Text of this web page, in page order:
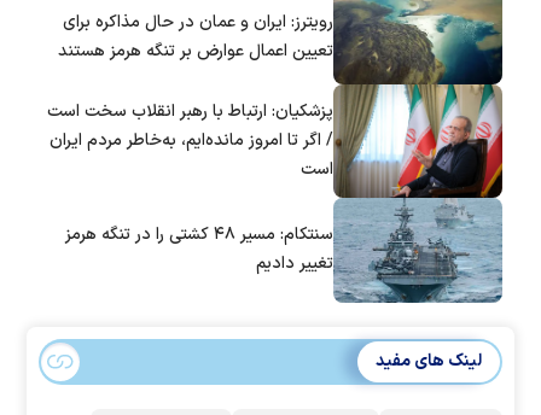
رویترز: ایران و عمان در حال مذاکره برای
تعیین اعمال عوارض بر تنگه هرمز هستند
پزشکیان: ارتباط با رهبر انقلاب سخت است
/ اگر تا امروز مانده‌ایم، به‌خاطر مردم ایران
است
سنتکام: مسیر ۴۸ کشتی را در تنگه هرمز
تغییر دادیم
لینک های مفید